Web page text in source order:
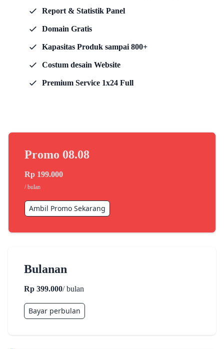
Report & Statistik Panel
Domain Gratis
Kapasitas Produk sampai 800+
Costum desain Website
Premium Service 1x24 Full
Promo 08.08
Rp 199.000
/ bulan
Ambil Promo Sekarang
Bulanan
Rp 399.000/ bulan
Bayar perbulan